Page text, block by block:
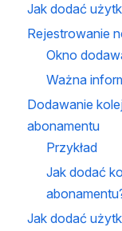
Jak dodać
Rejestrowanie
Okno
Ważna
Dodawanie
abonamentu
Przykład
Jak dodać
Jak dodać